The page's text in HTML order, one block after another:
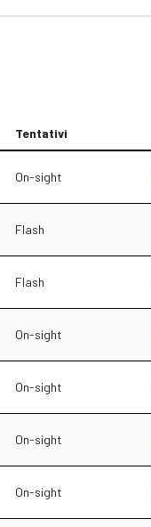
Tentativi
On-sight
Flash
Flash
On-sight
On-sight
On-sight
On-sight